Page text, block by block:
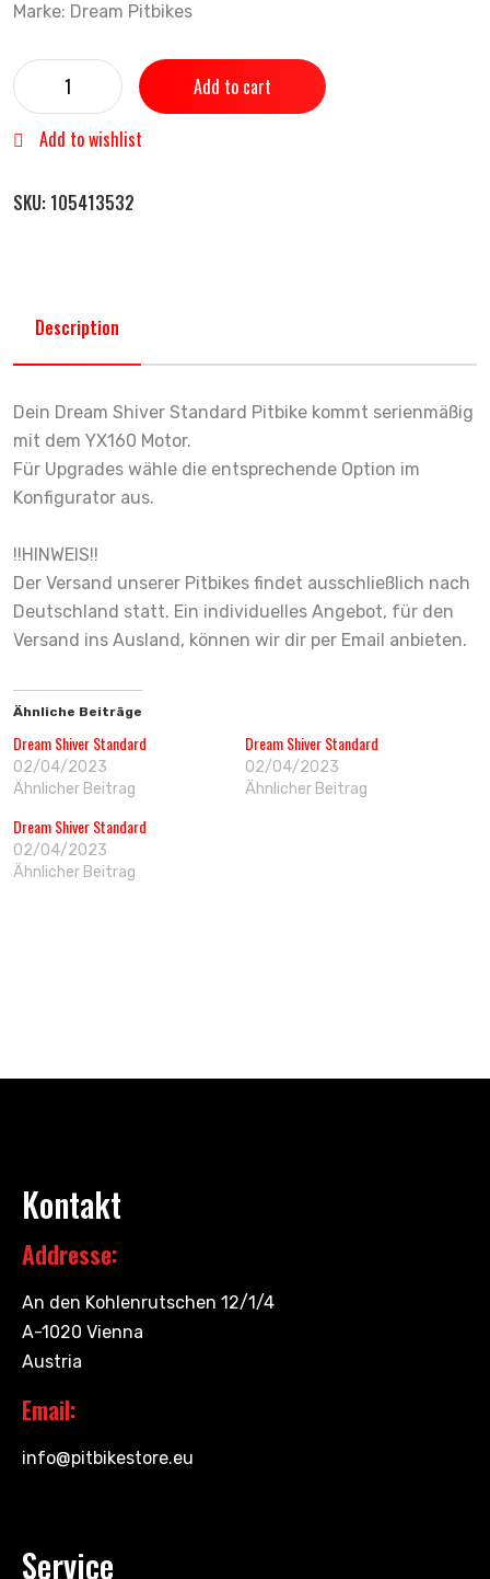
Marke: Dream Pitbikes
Add to cart
Add to wishlist
SKU: 105413532
Description
Dein Dream Shiver Standard Pitbike kommt serienmäßig
mit dem YX160 Motor.
Für Upgrades wähle die entsprechende Option im
Konfigurator aus.
!!HINWEIS!!
Der Versand unserer Pitbikes findet ausschließlich nach
Deutschland statt. Ein individuelles Angebot, für den
Versand ins Ausland, können wir dir per Email anbieten.
Ähnliche Beiträge
Dream Shiver Standard
02/04/2023
Ähnlicher Beitrag
Dream Shiver Standard
02/04/2023
Ähnlicher Beitrag
Dream Shiver Standard
02/04/2023
Ähnlicher Beitrag
Kontakt
Addresse:
An den Kohlenrutschen 12/1/4
A-1020 Vienna
Austria
Email:
info@pitbikestore.eu
Service